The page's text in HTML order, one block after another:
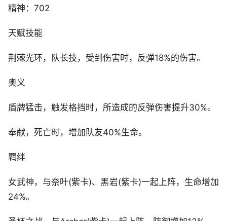
精神：702
天赋技能
荆棘光环，队长技，受到伤害时，反弹18%的伤害。
奥义
盾牌猛击，触发格挡时，所造成的反弹伤害提升30%。
奉献，死亡时，增加队友40%生命。
羁绊
女武神，与奈叶(紫卡)、黑岩(紫卡)一起上阵，生命增加
24%。